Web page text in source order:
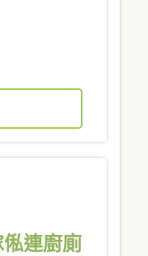
連廚廁